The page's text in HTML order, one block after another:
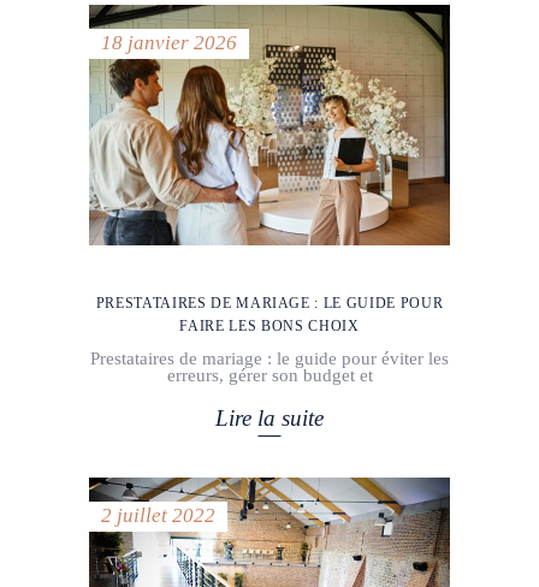
18 janvier 2026
PRESTATAIRES DE MARIAGE : LE GUIDE POUR
FAIRE LES BONS CHOIX
Prestataires de mariage : le guide pour éviter les
erreurs, gérer son budget et
Lire la suite
2 juillet 2022